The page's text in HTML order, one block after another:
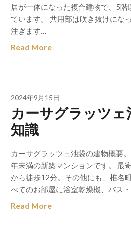
居が一体になった複合建物で、5階
ています。 共用部は吹き抜けにな
注ぎます…
Read More
2024年9月15日
カーサグラッツ
知識
カーサグラッツェ池袋の建物概要
年未満の新築マンションです。 最
から徒歩12分。その他にも、椎名
べてのお部屋に浴室乾燥機、バス
Read More